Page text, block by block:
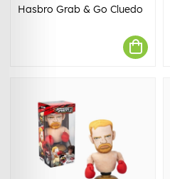
Hasbro Grab & Go Cluedo